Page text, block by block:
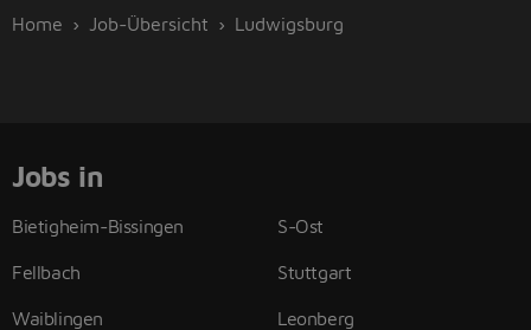
Home Job-Übersicht Ludwigsburg
Jobs in
Bietigheim-Bissingen
Fellbach
Waiblingen
S-Ost
Stuttgart
Leonberg